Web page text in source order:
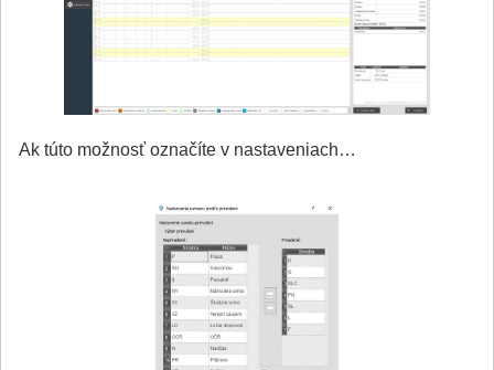
Ak túto možnosť označíte v nastaveniach…